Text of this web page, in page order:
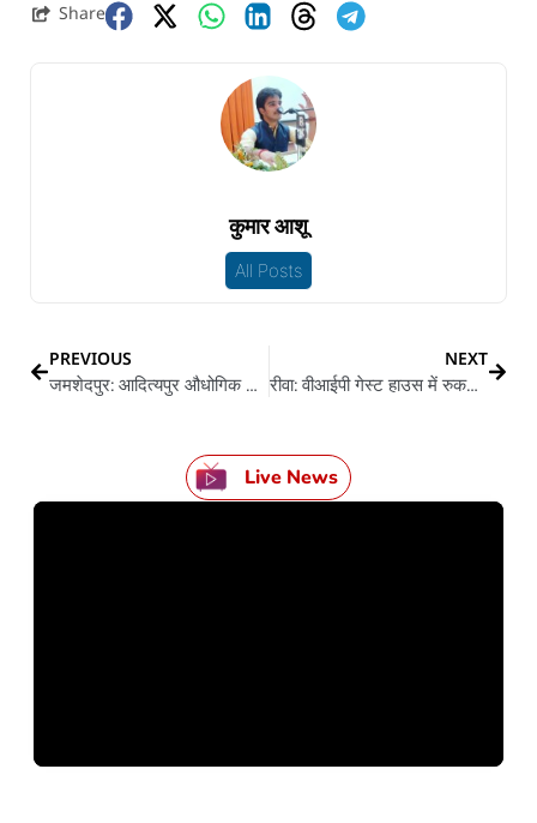
Share
कुमार आशू
All Posts
PREVIOUS
जमशेदपुर: आदित्यपुर औधोगिक क्षेत्र में ट्रांसपोटर देबू दास के गोली मार के ह्त्या
NEXT
रीवा: वीआईपी गेस्ट हाउस में रुकल महंत पर नाबालिग से दुष्कर्म के आरोप
Live News